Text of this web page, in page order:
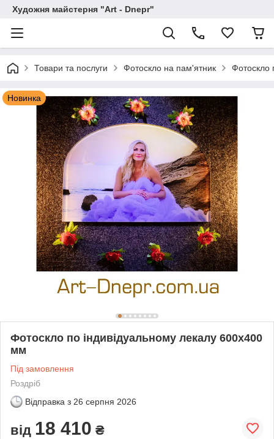
Художня майстерня "Art - Dnepr"
Товари та послуги Фотоскло на пам'ятник Фотоскло
Новинка
Фотоскло по індивідуальному лекалу 600х400
мм
Під замовлення
Роздріб
Відправка з 26 серпня 2026
від 18 410 ₴